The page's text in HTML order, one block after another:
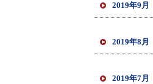
2019年9月
2019年8月
2019年7月